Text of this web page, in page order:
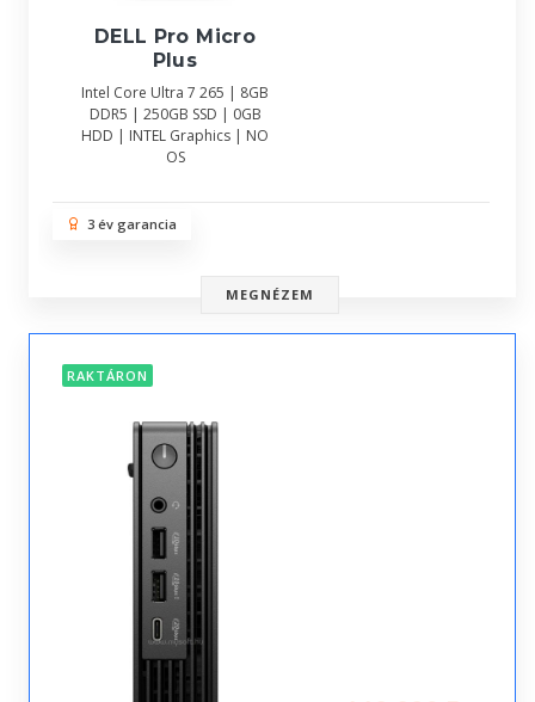
DELL Pro Micro
Plus
Intel Core Ultra 7 265 | 8GB
DDR5 | 250GB SSD | 0GB
HDD | INTEL Graphics | NO
OS
3 év garancia
MEGNÉZEM
RAKTÁRON